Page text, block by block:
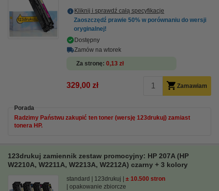
Kliknij i sprawdź całą specyfikacje
Zaoszczędź prawie 50% w porównaniu do wersji
oryginalnej!
Dostępny
Zamów na wtorek
Za stronę 0,13 zł
329,00 zł Zamawiam
Porada
Radzimy Państwu zakupić ten toner (wersję 123drukuj) zamiast
tonera HP.
123drukuj zamiennik zestaw promocyjny: HP 207A (HP
W2210A, W2211A, W2213A, W2212A) czarny + 3 kolory
standard 123drukuj
± 10.500 stron
opakowanie zbiorcze